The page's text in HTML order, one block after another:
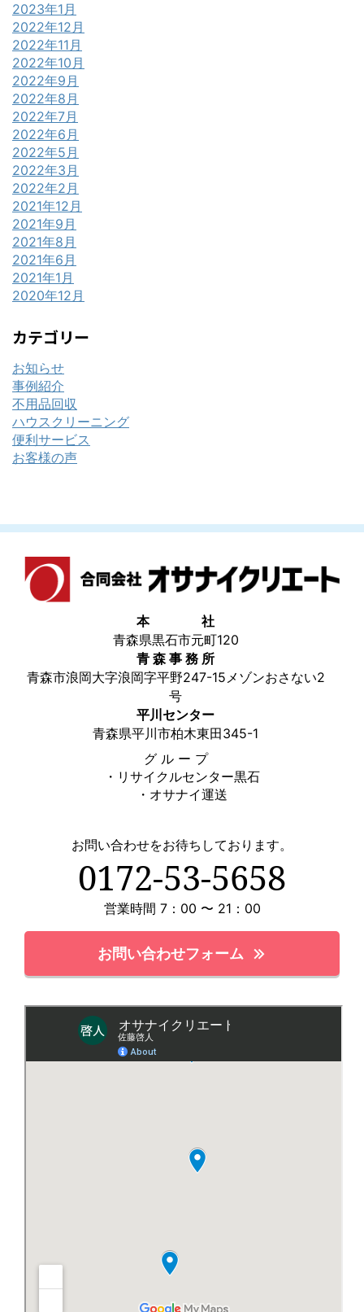
2023年1月
2022年12月
2022年11月
2022年10月
2022年9月
2022年8月
2022年7月
2022年6月
2022年5月
2022年3月
2022年2月
2021年12月
2021年9月
2021年8月
2021年6月
2021年1月
2020年12月
カテゴリー
お知らせ
事例紹介
不用品回収
ハウスクリーニング
便利サービス
お客様の声
本 社
青森県黒石市元町120
青 森 事 務 所
青森市浪岡大字浪岡字平野247-15メゾンおさない2
号
平川センター
青森県平川市柏木東田345-1
グ ル ー プ
・リサイクルセンター黒石
・オサナイ運送
お問い合わせをお待ちしております。
0172-53-5658
営業時間 7：00 〜 21：00
お問い合わせフォーム